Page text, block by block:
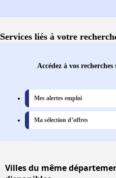
Services liés à votre
Accédez à vos
Mes alertes emploi
Ma sélection d’offres
Villesdu même